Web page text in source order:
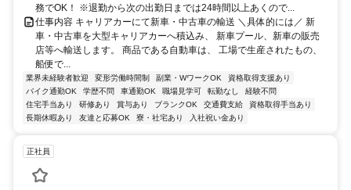
務でOK！ ※退勤から次の出勤日までは24時間以上あくので...
仕事内容 キャリアカーにて新車・中古車の輸送 ＼具体的には／ 新
車・中古車を大型キャリアカーへ積込み、 新車プール、新車の販売
店等へ輸送します。 商品である自動車は、 工場で生産されたもの、
船便で...
業界未経験者歓迎 変形労働時間制 副業・WワークOK
資格取得支援あり
バイク通勤OK
学歴不問 車通勤OK 職場見学可 転勤なし
経験不問
住宅手当あり
研修あり 賞与あり ブランクOK 交通費支給
資格取得手当あり
長期休暇あり
友達と応募OK 寮・社宅あり 入社祝い金あり
正社員